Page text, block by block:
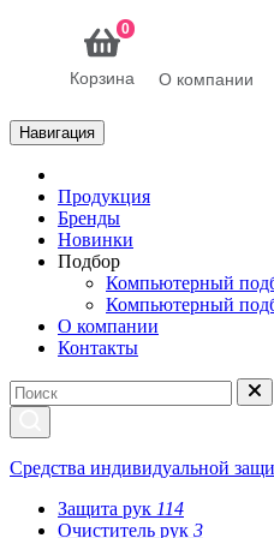
0
Корзина О компании
Навигация
Продукция
Бренды
Новинки
Подбор
Компьютерный
Компьютерный
О компании
Контакты
Средства индивидуальной
Защита рук 114
Очиститель рук 3